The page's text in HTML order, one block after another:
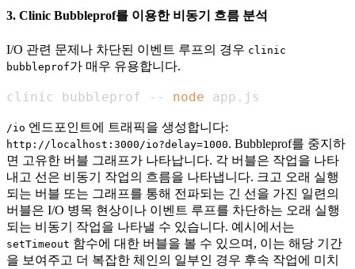
3. Clinic Bubbleprof를 이용한 비동기 흐름 분석
I/O 관련 문제나 차단된 이벤트 루프의 경우 clinic
bubbleprof가 매우 유용합니다.
clinic bubbleprof -- node app.js
/io 엔드포인트에 트래픽을 생성합니다:
http://localhost:3000/io?delay=1000. Bubbleprof를 중지하
면 고유한 버블 그래프가 나타납니다. 각 버블은 작업을 나타
내고 선은 비동기 작업의 흐름을 나타냅니다. 크고 오래 실행
되는 버블 또는 그래프를 통해 전파되는 긴 선을 가진 일련의
버블은 I/O 병목 현상이나 이벤트 루프를 차단하는 오래 실행
되는 비동기 작업을 나타낼 수 있습니다. 예시에서는
setTimeout 함수에 대한 버블을 볼 수 있으며, 이는 해당 기간
을 보여주고 더 복잡한 체인의 일부인 경우 후속 작업에 미치